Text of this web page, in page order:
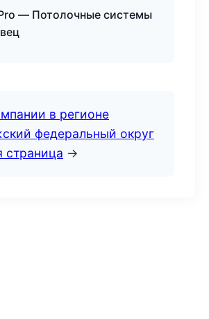
— Потолочные системы
в регионе
федеральный округ
страница →